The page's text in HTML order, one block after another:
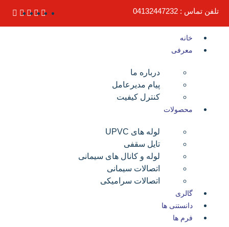
تلفن تماس : 04132447232
خانه
معرفی
درباره ما
پیام مدیرعامل
کنترل کیفیت
محصولات
لوله های UPVC
تایل سقفی
لوله و کانال های سیمانی
اتصالات سیمانی
اتصالات سرامیکی
گالری
دانستنی ها
فرم ها